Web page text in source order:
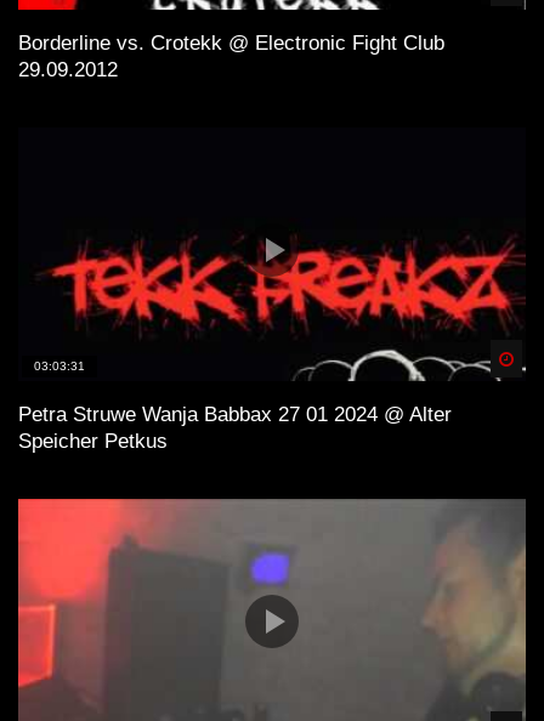
Borderline vs. Crotekk @ Electronic Fight Club
29.09.2012
03:03:31
Petra Struwe Wanja Babbax 27 01 2024 @ Alter
Speicher Petkus